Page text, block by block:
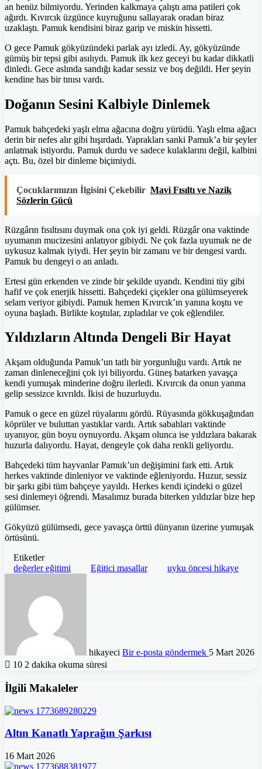
an henüz bilmiyordu. Yerinden kalkmaya çalıştı ama patileri çok
ağırdı. Kıvırcık üzgünce kuyruğunu sallayarak oradan biraz
uzaklaştı. Pamuk kendisini biraz garip ve miskin hissetti.
O gece Pamuk gökyüzündeki parlak ayı izledi. Ay, gökyüzünde
gümüş bir tepsi gibi asılıydı. Pamuk ilk kez geceyi bu kadar dikkatli
dinledi. Gece aslında sandığı kadar sessiz ve boş değildi. Her şeyin
kendine has bir tınısı vardı.
Doğanın Sesini Kalbiyle Dinlemek
Pamuk bahçedeki yaşlı elma ağacına doğru yürüdü. Yaşlı elma ağacı
derin bir nefes alır gibi hışırdadı. Yaprakları sanki Pamuk’a bir şeyler
anlatmak istiyordu. Pamuk durdu ve sadece kulaklarını değil, kalbini
açtı. Bu, özel bir dinleme biçimiydi.
Çocuklarımızın İlgisini Çekebilir Mavi Fısıltı ve Nazik
Sözlerin Gücü
Rüzgârın fısıltısını duymak ona çok iyi geldi. Rüzgâr ona vaktinde
uyumanın mucizesini anlatıyor gibiydi. Ne çok fazla uyumak ne de
uykusuz kalmak iyiydi. Her şeyin bir zamanı ve bir dengesi vardı.
Pamuk bu dengeyi o an anladı.
Ertesi gün erkenden ve zinde bir şekilde uyandı. Kendini tüy gibi
hafif ve çok enerjik hissetti. Bahçedeki çiçekler ona gülümseyerek
selam veriyor gibiydi. Pamuk hemen Kıvırcık’ın yanına koştu ve
oyuna başladı. Birlikte koştular, zıpladılar ve çok eğlendiler.
Yıldızların Altında Dengeli Bir Hayat
Akşam olduğunda Pamuk’un tatlı bir yorgunluğu vardı. Artık ne
zaman dinleneceğini çok iyi biliyordu. Güneş batarken yavaşça
kendi yumuşak minderine doğru ilerledi. Kıvırcık da onun yanına
gelip sessizce kıvrıldı. İkisi de huzurluydu.
Pamuk o gece en güzel rüyalarını gördü. Rüyasında gökkuşağından
köprüler ve buluttan yastıklar vardı. Artık sabahları vaktinde
uyanıyor, gün boyu oynuyordu. Akşam olunca ise yıldızlara bakarak
huzurla dalıyordu. Hayat, dengeyle çok daha renkli geliyordu.
Bahçedeki tüm hayvanlar Pamuk’un değişimini fark etti. Artık
herkes vaktinde dinleniyor ve vaktinde eğleniyordu. Huzur, sessiz
bir şarkı gibi tüm bahçeye yayıldı. Herkes kendi içindeki o güzel
sesi dinlemeyi öğrendi. Masalımız burada biterken yıldızlar bize hep
gülümser.
Gökyüzü gülümsedi, gece yavaşça örttü dünyanın üzerine yumuşak
örtüsünü.
Etiketler
değerler eğitimi
Eğitici masallar uyku öncesi hikaye
hikayeci Bir e-posta göndermek 5 Mart 2026
10 2 dakika okuma süresi
İlgili Makaleler
Altın Kanatlı Yaprağın Şarkısı
16 Mart 2026